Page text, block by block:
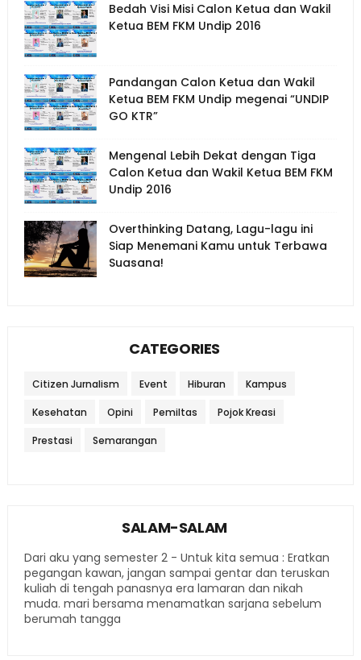
Bedah Visi Misi Calon Ketua dan Wakil
Ketua BEM FKM Undip 2016
Pandangan Calon Ketua dan Wakil
Ketua BEM FKM Undip megenai “UNDIP
GO KTR”
Mengenal Lebih Dekat dengan Tiga
Calon Ketua dan Wakil Ketua BEM FKM
Undip 2016
Overthinking Datang, Lagu-lagu ini
Siap Menemani Kamu untuk Terbawa
Suasana!
CATEGORIES
Citizen Jurnalism Event Hiburan Kampus
Kesehatan Opini Pemiltas Pojok Kreasi
Prestasi Semarangan
SALAM-SALAM
Dari aku yang semester 2 - Untuk kita semua : Eratkan
pegangan kawan, jangan sampai gentar dan teruskan
kuliah di tengah panasnya era lamaran dan nikah
muda. mari bersama menamatkan sarjana sebelum
berumah tangga